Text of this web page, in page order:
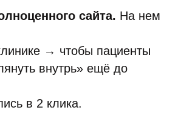
сайта. На нем
→ чтобы пациенты
внутрь» ещё до
в 2 клика.